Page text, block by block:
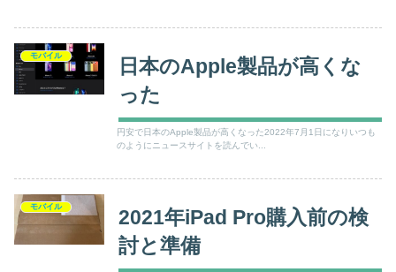
モバイル
日本のApple製品が高くな
った
円安で日本のApple製品が高くなった2022年7月1日になりいつも
のようにニュースサイトを読んでい...
モバイル
2021年iPad Pro購入前の検
討と準備